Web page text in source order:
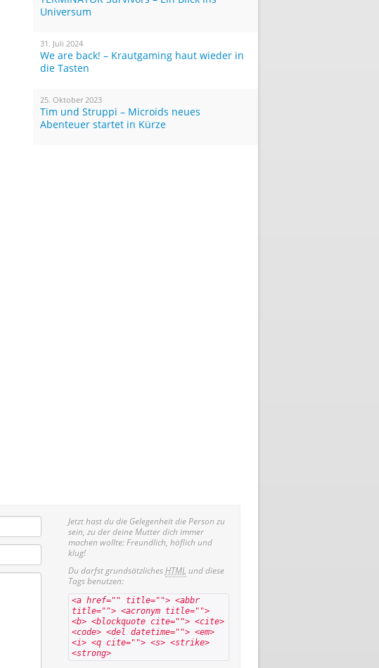
Universum
31. Juli 2024
We are back! – Krautgaming haut wieder in
die Tasten
25. Oktober 2023
Tim und Struppi – Microids neues
Abenteuer startet in Kürze
Jetzt hast du die Gelegenheit die Person zu
sein, zu der deine Mutter dich immer
machen wollte: Freundlich, höflich und
klug!
Du darfst grundsätzlichesHTML und diese
Tags benutzen:
<a href="" title=""> <abbr
title=""> <acronym title="">
<b> <blockquote cite=""> <cite>
<code> <del datetime=""> <em>
<i> <q cite=""> <s> <strike>
<strong>